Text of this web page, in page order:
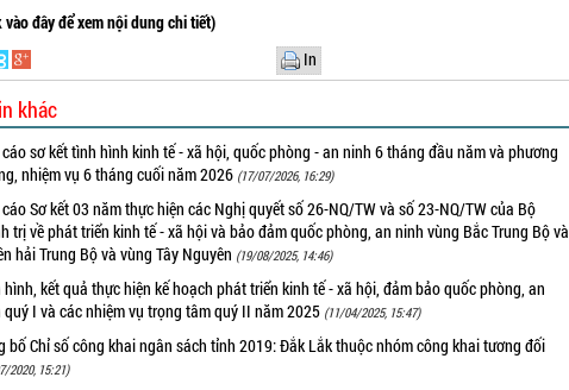
vào đây để xem nội dung chi tiết)
In
khác
sơ kết tình hình kinh tế - xã hội, quốc phòng - an ninh 6 tháng đầu năm và phương
nhiệm vụ 6 tháng cuối năm 2026 (17/07/2026, 16:29)
Sơ kết 03 năm thực hiện các Nghị quyết số 26-NQ/TW và số 23-NQ/TW của Bộ
trị về phát triển kinh tế - xã hội và bảo đảm quốc phòng, an ninh vùng Bắc Trung Bộ và
hải Trung Bộ và vùng Tây Nguyên (19/08/2025, 14:46)
hình, kết quả thực hiện kế hoạch phát triển kinh tế - xã hội, đảm bảo quốc phòng, an
quý I và các nhiệm vụ trọng tâm quý II năm 2025 (11/04/2025, 15:47)
bố Chỉ số công khai ngân sách tỉnh 2019: Đắk Lắk thuộc nhóm công khai tương đối
2020, 15:21)